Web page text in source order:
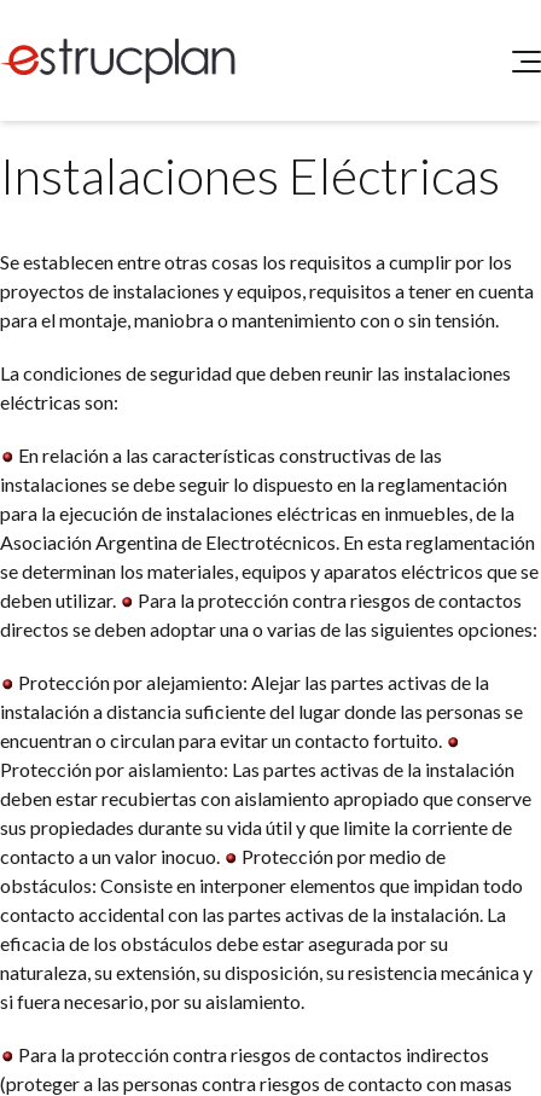
SERVICIOS
Medio Ambiente
Legislación
Buscador de Legislación
Matriz Premium
Matriz Profesional
ELEG
Instalaciones Eléctricas
Se establecen entre otras cosas los requisitos a cumplir por los
proyectos de instalaciones y equipos, requisitos a tener en cuenta
para el montaje, maniobra o mantenimiento con o sin tensión.
La condiciones de seguridad que deben reunir las instalaciones
eléctricas son:
En relación a las características constructivas de las
instalaciones se debe seguir lo dispuesto en la reglamentación
para la ejecución de instalaciones eléctricas en inmuebles, de la
Asociación Argentina de Electrotécnicos. En esta reglamentación
se determinan los materiales, equipos y aparatos eléctricos que se
deben utilizar.
Para la protección contra riesgos de contactos
directos se deben adoptar una o varias de las siguientes opciones:
Protección por alejamiento: Alejar las partes activas de la
instalación a distancia suficiente del lugar donde las personas se
encuentran o circulan para evitar un contacto fortuito.
Protección por aislamiento: Las partes activas de la instalación
deben estar recubiertas con aislamiento apropiado que conserve
sus propiedades durante su vida útil y que limite la corriente de
contacto a un valor inocuo.
Protección por medio de
obstáculos: Consiste en interponer elementos que impidan todo
contacto accidental con las partes activas de la instalación. La
eficacia de los obstáculos debe estar asegurada por su
naturaleza, su extensión, su disposición, su resistencia mecánica y
si fuera necesario, por su aislamiento.
Para la protección contra riesgos de contactos indirectos
(proteger a las personas contra riesgos de contacto con masas